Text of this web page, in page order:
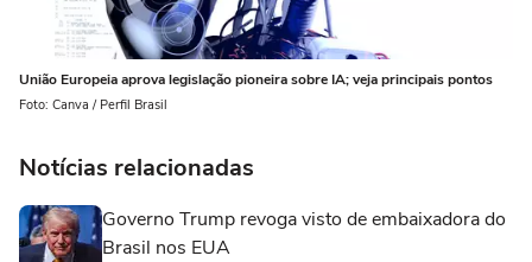
União Europeia aprova legislação pioneira sobre IA; veja principais pontos
Foto: Canva / Perfil Brasil
Notícias relacionadas
Governo Trump revoga visto de embaixadora do
Brasil nos EUA